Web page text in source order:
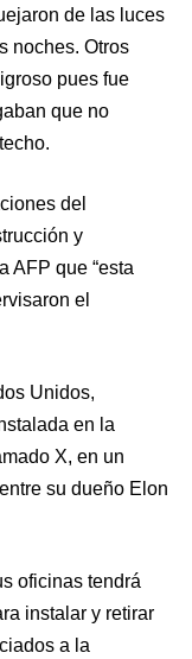
de las luces
noches. Otros
pues fue
que no
del
y
AFP que “esta
el
Unidos,
en la
X, en un
su dueño Elon
oficinas tendrá
instalar y retirar
a la